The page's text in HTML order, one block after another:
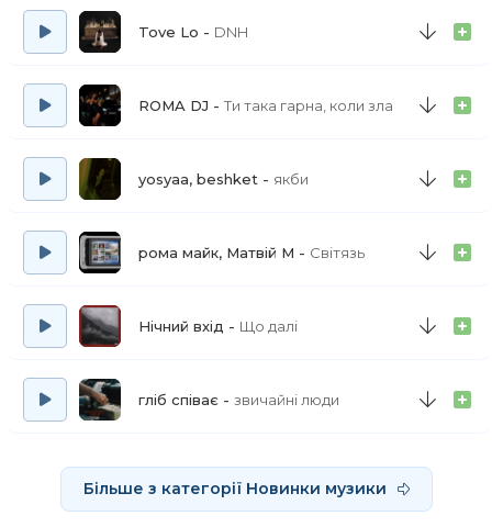
Tove Lo DNH
ROMA DJ Ти така гарна, коли зла
yosyaa, beshket якби
рома майк, Матвій М Світязь
Нічний вхід Що далі
гліб співає звичайні люди
Більше з категорії Новинки музики